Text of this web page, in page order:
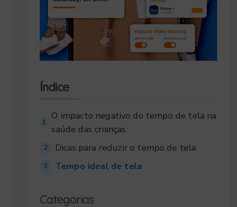
Índice
1
O impacto negativo do tempo de tela na
saúde das crianças
2 Dicas para reduzir o tempo de tela
3 Tempo ideal de tela
Categorias